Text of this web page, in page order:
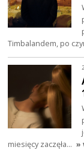
Timbalandem, po
miesięcy zaczęła… »